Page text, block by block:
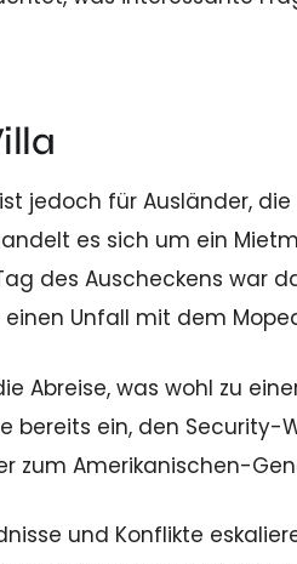
jedoch für Ausländer,
es sich um ein
des Auscheckens war
Unfall mit dem
Abreise, was wohl zu
bereits ein, den
zum Amerikanischen-
und Konflikte